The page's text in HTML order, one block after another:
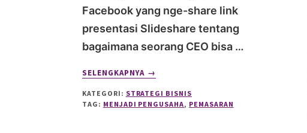
Facebook yang nge-share link
presentasi Slideshare tentang
bagaimana seorang CEO bisa …
SELENGKAPNYA
MENGAPA
CEO
YANG
→
KATEGORI: STRATEGI BISNIS
TAG: MENJADI PENGUSAHA, PEMASARAN